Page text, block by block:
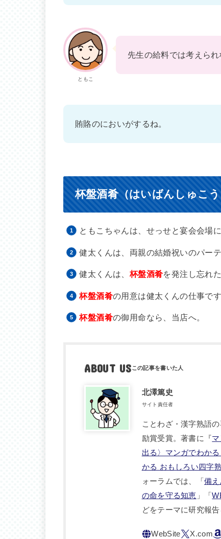
ともこ
先生の給料では考えら
賄賂のにおいがするね。
杯盤酒肴（はいばんしゅこ
ともこちゃんは、せっせと宴会会場
健太くんは、両親の結婚祝いのパー
健太くんは、 杯盤酒肴を発注し忘れ
杯盤酒肴の用意は健太くんの仕事です
杯盤酒肴の御用命なら、当店へ。
ABOUT US
北澤篤史
サイト責任者
ことわざ・漢字熟語
励賞受賞。著書に『
出る〉マンガでわか
かる おもしろい四字
ォーラムでは、「備
の命を守る知恵 」「
どをテーマに研究報告